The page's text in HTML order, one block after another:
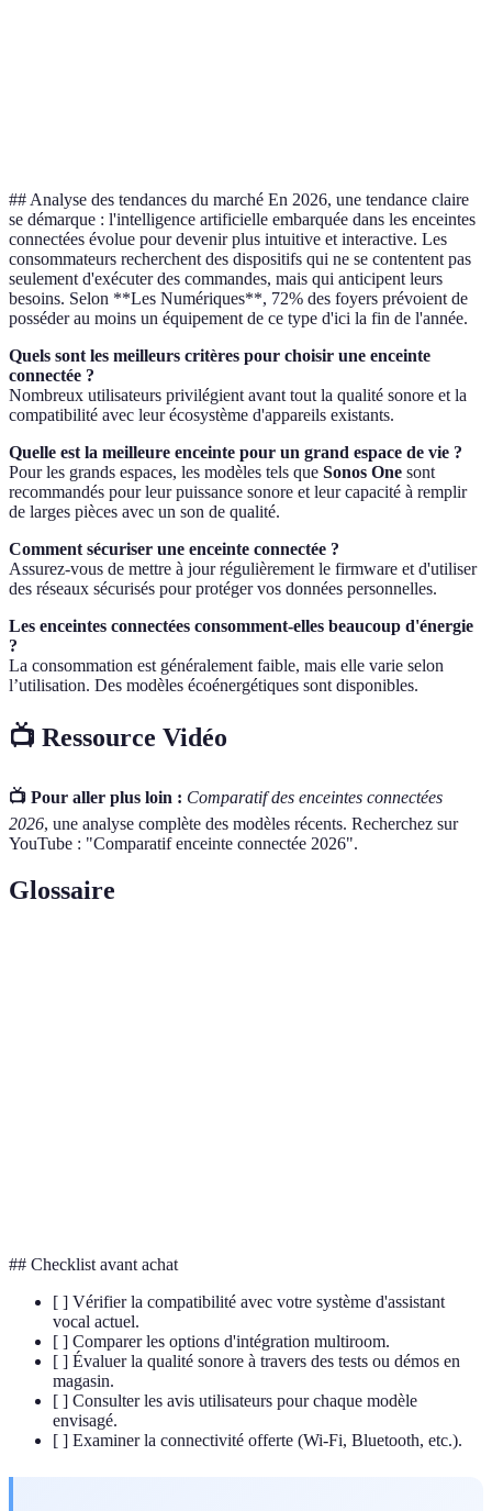
## Analyse des tendances du marché En 2026, une tendance claire
se démarque : l'intelligence artificielle embarquée dans les enceintes
connectées évolue pour devenir plus intuitive et interactive. Les
consommateurs recherchent des dispositifs qui ne se contentent pas
seulement d'exécuter des commandes, mais qui anticipent leurs
besoins. Selon **Les Numériques**, 72% des foyers prévoient de
posséder au moins un équipement de ce type d'ici la fin de l'année.
Quels sont les meilleurs critères pour choisir une enceinte
connectée ?
Nombreux utilisateurs privilégient avant tout la qualité sonore et la
compatibilité avec leur écosystème d'appareils existants.
Quelle est la meilleure enceinte pour un grand espace de vie ?
Pour les grands espaces, les modèles tels que Sonos One sont
recommandés pour leur puissance sonore et leur capacité à remplir
de larges pièces avec un son de qualité.
Comment sécuriser une enceinte connectée ?
Assurez-vous de mettre à jour régulièrement le firmware et d'utiliser
des réseaux sécurisés pour protéger vos données personnelles.
Les enceintes connectées consomment-elles beaucoup d'énergie
?
La consommation est généralement faible, mais elle varie selon
l’utilisation. Des modèles écoénergétiques sont disponibles.
📺 Ressource Vidéo
📺 Pour aller plus loin : Comparatif des enceintes connectées
2026, une analyse complète des modèles récents. Recherchez sur
YouTube : "Comparatif enceinte connectée 2026".
Glossaire
## Checklist avant achat
[ ] Vérifier la compatibilité avec votre système d'assistant
vocal actuel.
[ ] Comparer les options d'intégration multiroom.
[ ] Évaluer la qualité sonore à travers des tests ou démos en
magasin.
[ ] Consulter les avis utilisateurs pour chaque modèle
envisagé.
[ ] Examiner la connectivité offerte (Wi-Fi, Bluetooth, etc.).